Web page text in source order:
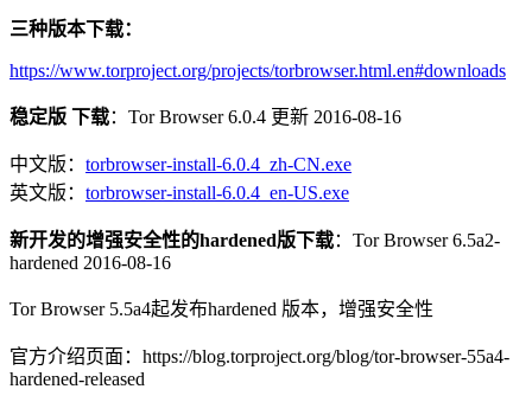
三种版本下载：
https://www.torproject.org/projects/torbrowser.html.en#downloads
稳定版 下载：Tor Browser 6.0.4 更新 2016-08-16
中文版： torbrowser-install-6.0.4_zh-CN.exe
英文版： torbrowser-install-6.0.4_en-US.exe
新开发的增强安全性的hardened版下载：Tor Browser 6.5a2-
hardened 2016-08-16
Tor Browser 5.5a4起发布hardened 版本，增强安全性
官方介绍页面：https://blog.torproject.org/blog/tor-browser-55a4-
hardened-released